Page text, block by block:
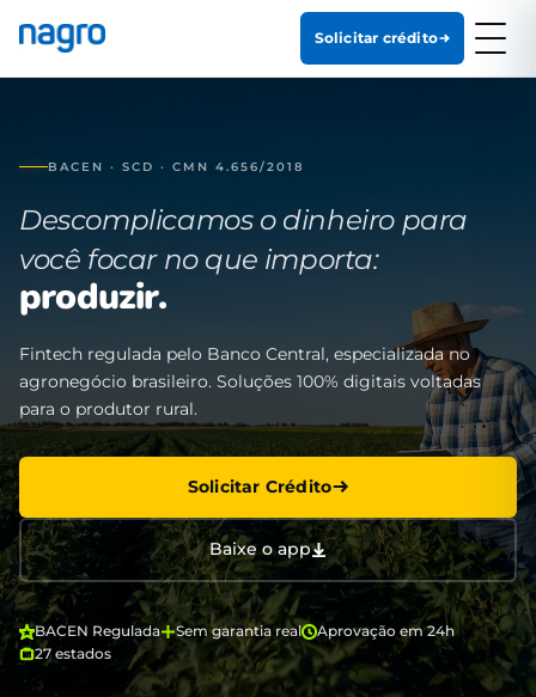
Solicitar crédito
BACEN · SCD · CMN 4.656/2018
Descomplicamos o dinheiro para
você focar no que importa:
produzir.
Fintech regulada pelo Banco Central, especializada no
agronegócio brasileiro. Soluções 100% digitais voltadas
para o produtor rural.
Solicitar Crédito
Baixe o app
BACEN Regulada Sem garantia real
Aprovação em 24h
27 estados